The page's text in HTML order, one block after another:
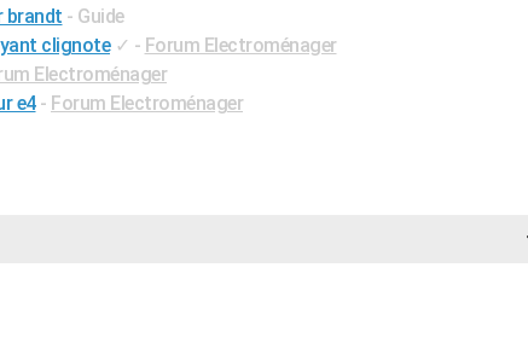
brandt - Guide
clignote ✓ - Forum Electroménager
Electroménager
e4 - Forum Electroménager